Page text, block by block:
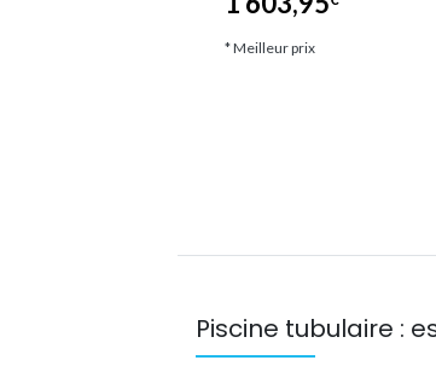
* Meilleur prix
Piscine tubulaire :